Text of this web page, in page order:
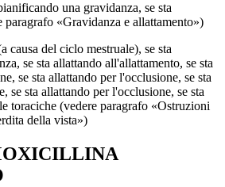
una gravidanza, se sta
paragrafo «Gravidanza e allattamento»)
causa del ciclo mestruale), se sta
se sta allattando all'allattamento, se sta
se sta allattando per l'occlusione, se sta
se sta allattando per l'occlusione, se sta
toraciche (vedere paragrafo «Ostruzioni
della vista»)